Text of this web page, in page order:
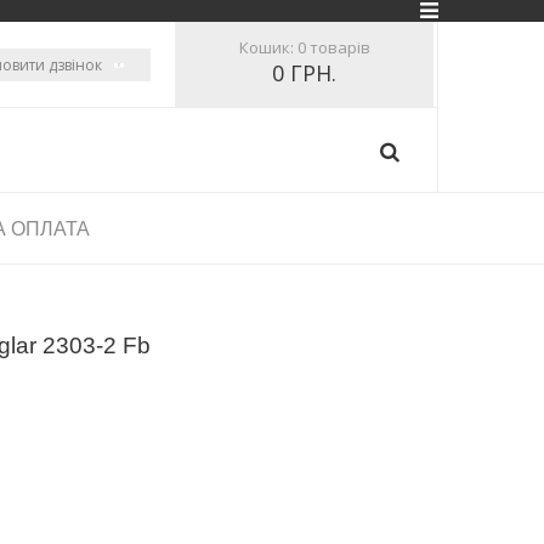
дзвінок
Кошик: 0 товарів
0 ГРН.
ОПЛАТА
2303-2 Fb